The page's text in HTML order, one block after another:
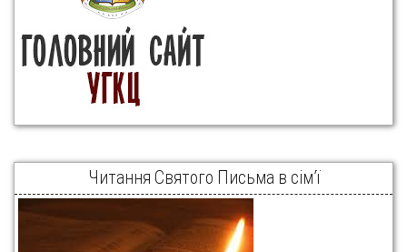
Читання Святого Письма в сім’ї